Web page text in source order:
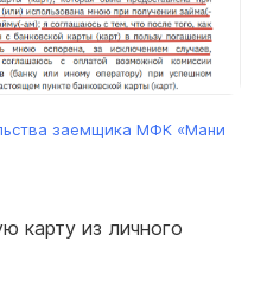
заемщика МФК «Мани
карту из личного